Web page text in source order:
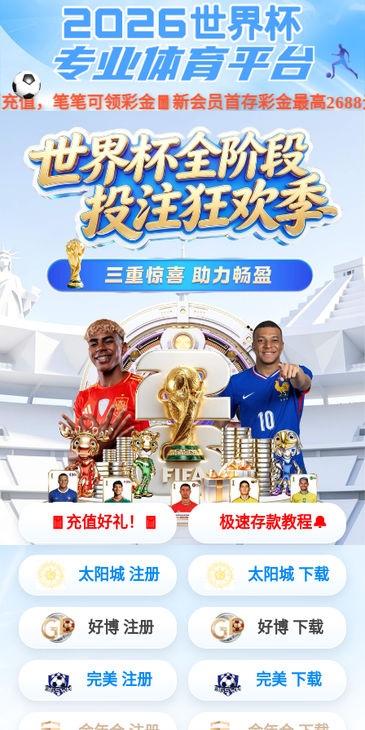
九游娱乐
(NineGameSports)官方网
站-九游引领娱乐潮流
Previous
当前位置：主页>产品介绍>广场雕塑>
广场雕塑
上一篇：广场雕塑
下一篇：广场雕塑